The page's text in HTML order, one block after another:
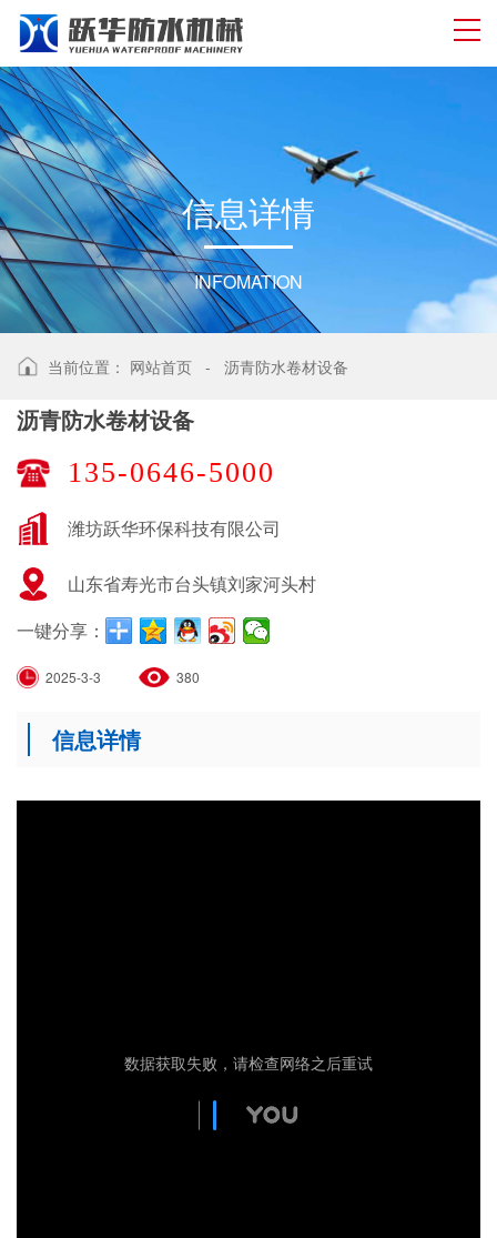
信息详情
INFOMATION
当前位置： 网站首页 - 沥青防水卷材设备
沥青防水卷材设备
135-0646-5000
潍坊跃华环保科技有限公司
山东省寿光市台头镇刘家河头村
一键分享：
2025-3-3 380
信息详情